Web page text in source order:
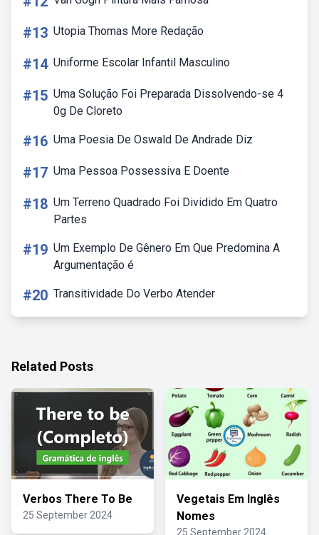
#13 Utopia Thomas More Redação
#14 Uniforme Escolar Infantil Masculino
#15 Uma Solução Foi Preparada Dissolvendo-se 4
0g De Cloreto
#16 Uma Poesia De Oswald De Andrade Diz
#17 Uma Pessoa Possessiva E Doente
#18 Um Terreno Quadrado Foi Dividido Em Quatro
Partes
#19 Um Exemplo De Gênero Em Que Predomina A
Argumentação é
#20 Transitividade Do Verbo Atender
Related Posts
Verbos There To Be
25 September 2024
Vegetais Em Inglês
Nomes
25 September 2024